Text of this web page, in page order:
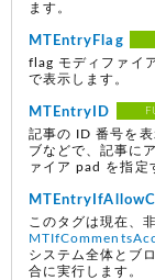
ます。
MTEntryFlag
flag モディファイ
で表示します。
MTEntryID
記事の ID 番号を
ブなどで、記事に
ァイア pad を指定
このタグは現在、
システム全体とブ
合に実行します。